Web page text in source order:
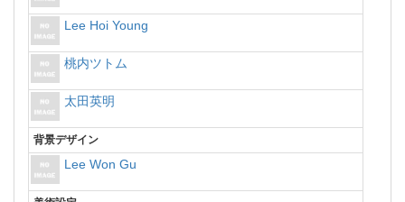
Lee Hoi Young
桃内ツトム
太田英明
背景デザイン
Lee Won Gu